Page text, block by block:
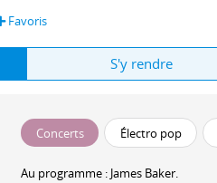
Favoris
S'y rendre
Concerts Électro pop
Au programme : James Baker.